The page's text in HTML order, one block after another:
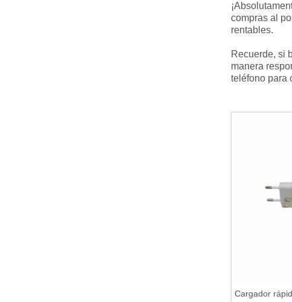
compras al
rentables.
Recuerde, si
manera
teléfono para
Cargador